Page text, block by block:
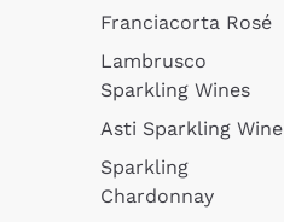
Franciacorta Rosé
Lambrusco
Sparkling Wines
Asti Sparkling Wine
Sparkling
Chardonnay